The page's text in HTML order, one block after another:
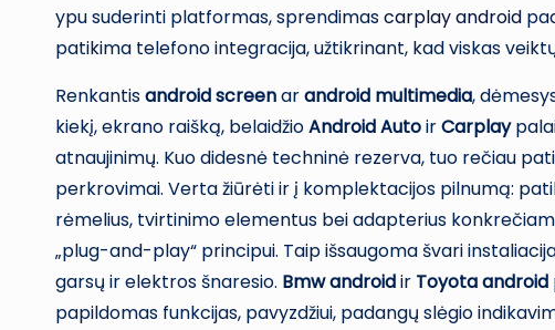
ypu suderinti platformas, sprendimascarplay android
patikima telefono integracija, užtikrinant, kad viskas
Renkantisandroid screenarandroid multimedia,
kiekį, ekrano raišką, belaidžioAndroid AutoirCarplay
atnaujinimų. Kuo didesnė techninė rezerva, tuo rečiau
perkrovimai. Verta žiūrėti ir į komplektacijos pilnumą:
rėmelius, tvirtinimo elementus bei adapterius
„plug-and-play“ principui. Taip išsaugoma švari
garsų ir elektros šnaresio. Bmw androidir Toyota android
papildomas funkcijas, pavyzdžiui, padangų slėgio